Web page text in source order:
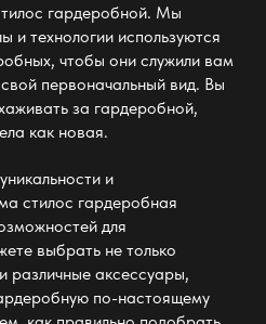
гардеробной. Мы
и технологии используются
чтобы они служили вам
первоначальный вид. Вы
за гардеробной,
как новая.
и
стилос гардеробная
для
выбрать не только
различные аксессуары,
по-настоящему